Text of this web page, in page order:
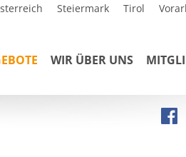
Steiermark Tirol
WIR ÜBER UNS